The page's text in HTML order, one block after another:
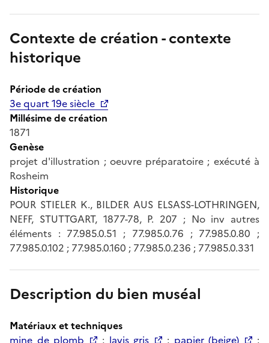
Contexte de création - contexte
historique
Période de création
3e quart 19e siècle
Millésime de création
1871
Genèse
projet d'illustration ; oeuvre préparatoire ; exécuté à
Rosheim
Historique
POUR STIELER K., BILDER AUS ELSASS-LOTHRINGEN,
NEFF, STUTTGART, 1877-78, P. 207 ; No inv autres
éléments : 77.985.0.51 ; 77.985.0.76 ; 77.985.0.80 ;
77.985.0.102 ; 77.985.0.160 ; 77.985.0.236 ; 77.985.0.331
Description du bien muséal
Matériaux et techniques
mine de plomb
; lavis gris ; papier (beige) ;